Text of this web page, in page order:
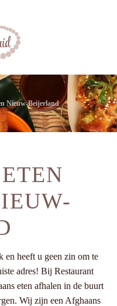
Nieuw-Beijerland
en heeft u geen zin om te
adres! Bij Restaurant
eten afhalen in de buurt
Wij zijn een Afghaans